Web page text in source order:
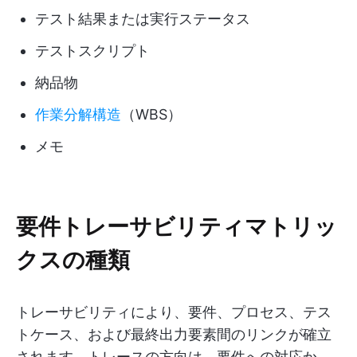
テスト結果または実行ステータス
テストスクリプト
納品物
作業分解構造 （WBS）
メモ
要件トレーサビリティマトリッ
クスの種類
トレーサビリティにより、要件、プロセス、テス
トケース、および最終出力要素間のリンクが確立